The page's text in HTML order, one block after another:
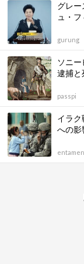
グレー
ュ・
gurung
ソニ
逮捕と
passpi
イラ
への影